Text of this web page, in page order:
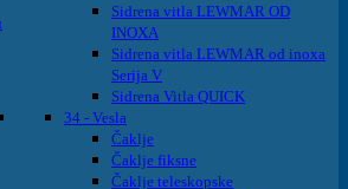
Sidrena vitla LEWMAR OD
INOXA
Sidrena vitla LEWMAR od inoxa
Serija V
Sidrena Vitla QUICK
34 - Vesla
Čaklje
Čaklje fiksne
Čaklje teleskopske